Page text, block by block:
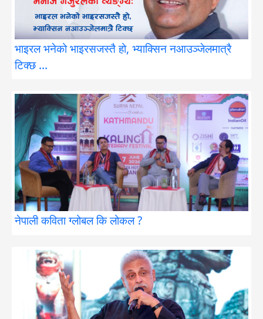
भाइरल भनेको भाइरसजस्तै हो, भ्याक्सिन नआउञ्जेलमात्रै
टिक्छ …
नेपाली कविता ग्लोबल कि लोकल ?